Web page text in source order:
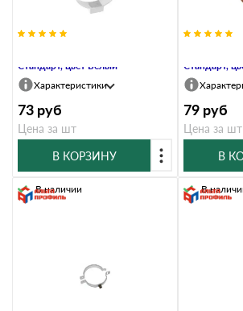
Стандарт, цвет Белый
Характеристики
73 руб
Цена за шт
В КОРЗИНУ
Стандарт,
79 руб
Цена за шт
В
В наличии В